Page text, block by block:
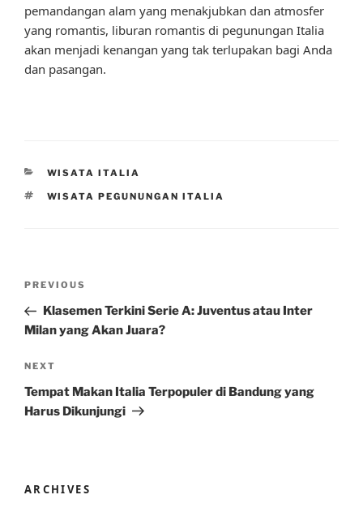
pemandangan alam yang menakjubkan dan atmosfer
yang romantis, liburan romantis di pegunungan Italia
akan menjadi kenangan yang tak terlupakan bagi Anda
dan pasangan.
CATEGORIES
WISATA ITALIA
TAGS
WISATA PEGUNUNGAN ITALIA
Previous
Post
PREVIOUS
Klasemen Terkini Serie A: Juventus atau Inter
Milan yang Akan Juara?
Next
Post
NEXT
Tempat Makan Italia Terpopuler di Bandung yang
Harus Dikunjungi
ARCHIVES